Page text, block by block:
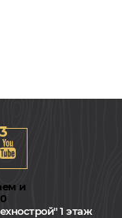
и
1 этаж